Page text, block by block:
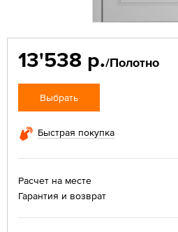
13'538 р./Полотно
Выбрать
Быстрая покупка
Расчет на месте
Гарантия и возврат